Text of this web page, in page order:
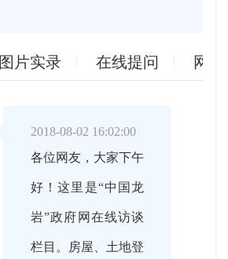
图片实录 在线提问 网
2018-08-02 16:02:00
各位网友，大家下午
好！这里是“中国龙
岩”政府网在线访谈
栏目。房屋、土地登